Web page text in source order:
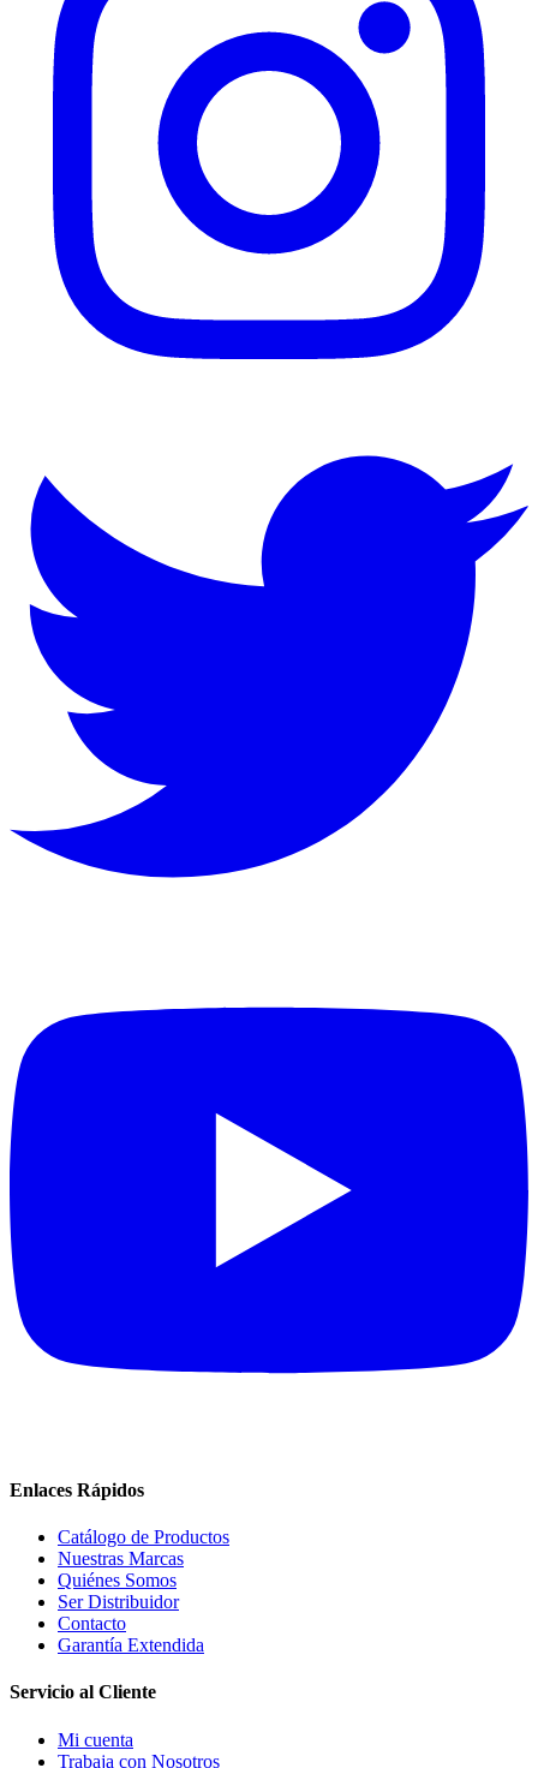
Enlaces Rápidos
Catálogo de Productos
Nuestras Marcas
Quiénes Somos
Ser Distribuidor
Contacto
Garantía Extendida
Servicio al Cliente
Mi cuenta
Trabaja con Nosotros